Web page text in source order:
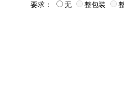
要求： 无 整包装